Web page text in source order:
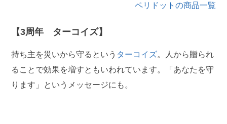
ペリドットの商品一覧
【3周年 ターコイズ】
持ち主を災いから守るという ターコイズ。人から贈られ
ることで効果を増すともいわれています。「あなたを守
ります」というメッセージにも。